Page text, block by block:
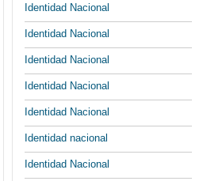
Identidad Nacional
Identidad Nacional
Identidad Nacional
Identidad Nacional
Identidad Nacional
Identidad nacional
Identidad Nacional